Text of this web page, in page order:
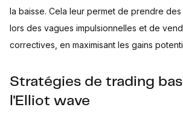
la baisse. Cela leur permet de prendre
lors des vagues impulsionnelles et de
correctives, en maximisant les gains
Stratégies de trading
l'Elliot wave